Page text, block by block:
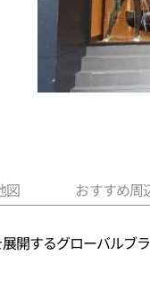
図 おすすめ周
開するグローバルブ